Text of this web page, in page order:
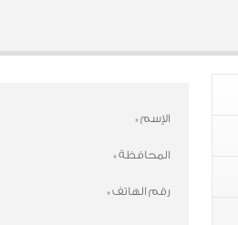
الإسم*
المحافظة*
رقم الهاتف*